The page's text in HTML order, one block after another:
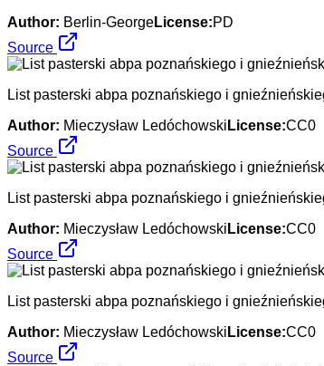
Author: Berlin-GeorgeLicense:PD
Source
List pasterski abpa poznańskiego i
Author: Mieczysław Ledóchowski License:CC0
Source
List pasterski abpa poznańskiego i
Author: Mieczysław Ledóchowski License:CC0
Source
List pasterski abpa poznańskiego i
Author: Mieczysław Ledóchowski License:CC0
Source